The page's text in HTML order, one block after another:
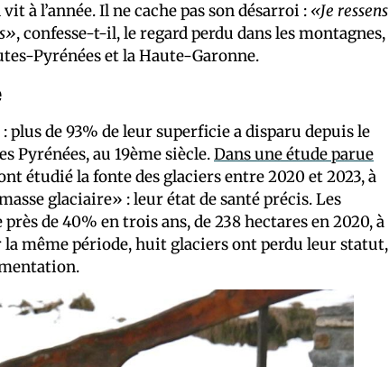
à l’année. Il ne cache pas son désarroi : «Je ressens
, confesse-t-il, le regard perdu dans les montagnes,
Pyrénées et la Haute-Garonne.
plus de 93% de leur superficie a disparu depuis le
Pyrénées, au 19ème siècle.Dans une étude parue
étudié la fonte des glaciers entre 2020 et 2023, à
glaciaire» : leur état de santé précis. Les
de 40% en trois ans, de 238 hectares en 2020, à
la même période, huit glaciers ont perdu leur statut,